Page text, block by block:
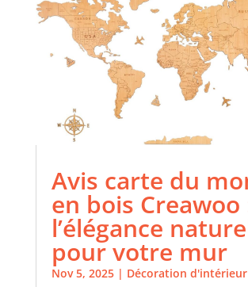
Avis carte du
en bois Creawoo
l’élégance
pour votre mur
Nov 5, 2025| Décoration d'intérieur